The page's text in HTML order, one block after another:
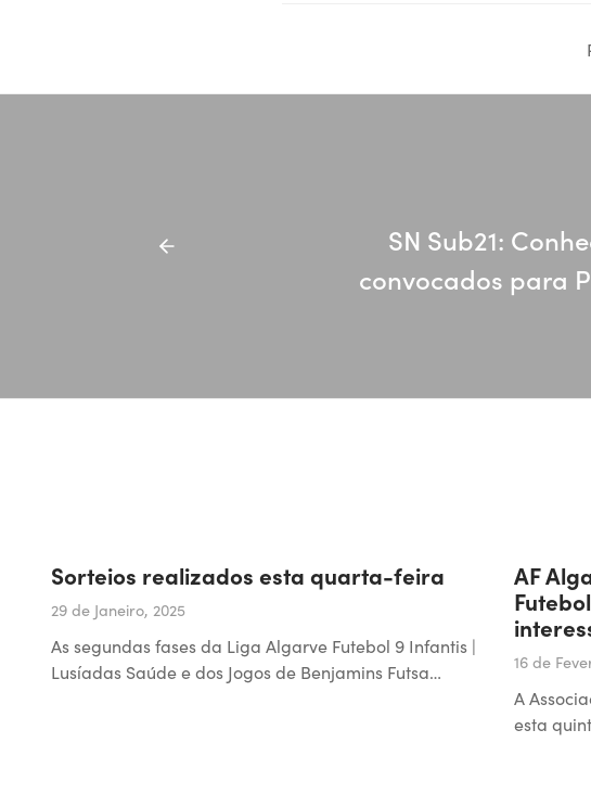
SN Sub21:
convocados para
Sorteios realizados esta quarta-feira
29 de Janeiro, 2025
As segundas fases da Liga Algarve Futebol 9 Infantis |
Lusíadas Saúde e dos Jogos de Benjamins Futsa…
AF
16 de
A
esta